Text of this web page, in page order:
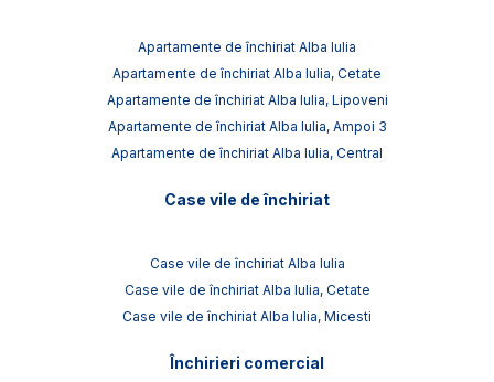
Apartamente de închiriat Alba Iulia
Apartamente de închiriat Alba Iulia, Cetate
Apartamente de închiriat Alba Iulia, Lipoveni
Apartamente de închiriat Alba Iulia, Ampoi 3
Apartamente de închiriat Alba Iulia, Central
Case vile de închiriat
Case vile de închiriat Alba Iulia
Case vile de închiriat Alba Iulia, Cetate
Case vile de închiriat Alba Iulia, Micesti
Închirieri comercial